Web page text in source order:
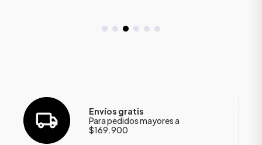
Envíos gratis
Para pedidos mayores a
$169.900